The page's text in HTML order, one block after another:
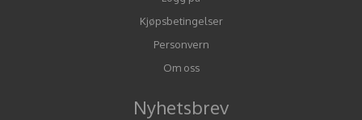
Kjøpsbetingelser
Personvern
Om oss
Nyhetsbrev